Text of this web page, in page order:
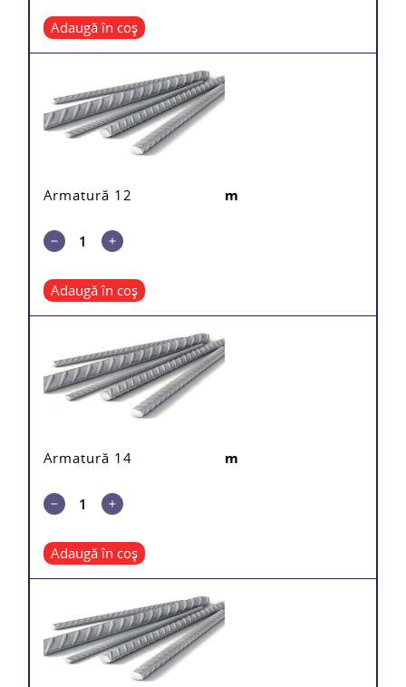
Adaugă în coș
Armatură 12 m
Adaugă în coș
Armatură 14 m
Adaugă în coș